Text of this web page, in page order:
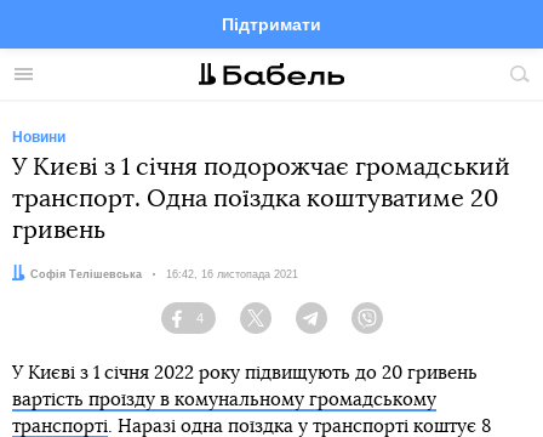
Меню
Підтримати
FacebookTelegramTwitter
Новини
У Києві з 1 січня подорожчає громадський
транспорт. Одна поїздка коштуватиме 20
гривень
Автор:
Софія Телішевська Дата:
16:42, 16 листопада 2021
Facebook
4
Twitter TelegramViber
У Києві з 1 січня 2022 року підвищують до 20 гривень
вартість проїзду в комунальному громадському
транспорті. Наразі одна поїздка у транспорті коштує 8